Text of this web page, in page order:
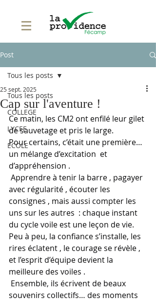
Post
Tous les posts
COLLEGE
LYCEE
ECOLE
Tous les posts
Cap sur l'aventure !
25 sept. 2025
Ce matin, les CM2 ont enfilé leur gilet
de sauvetage et pris le large.
Pour certains, c’était une première…
un mélange d’excitation  et
d’appréhension .
Apprendre à tenir la barre , pagayer
avec régularité , écouter les
consignes , mais aussi compter les
uns sur les autres  : chaque instant
du cycle voile est une leçon de vie.
Peu à peu, la confiance s’installe, les
rires éclatent , le courage se révèle ,
et l’esprit d’équipe devient la
meilleure des voiles .
Ensemble, ils écrivent de beaux
souvenirs collectifs… des moments